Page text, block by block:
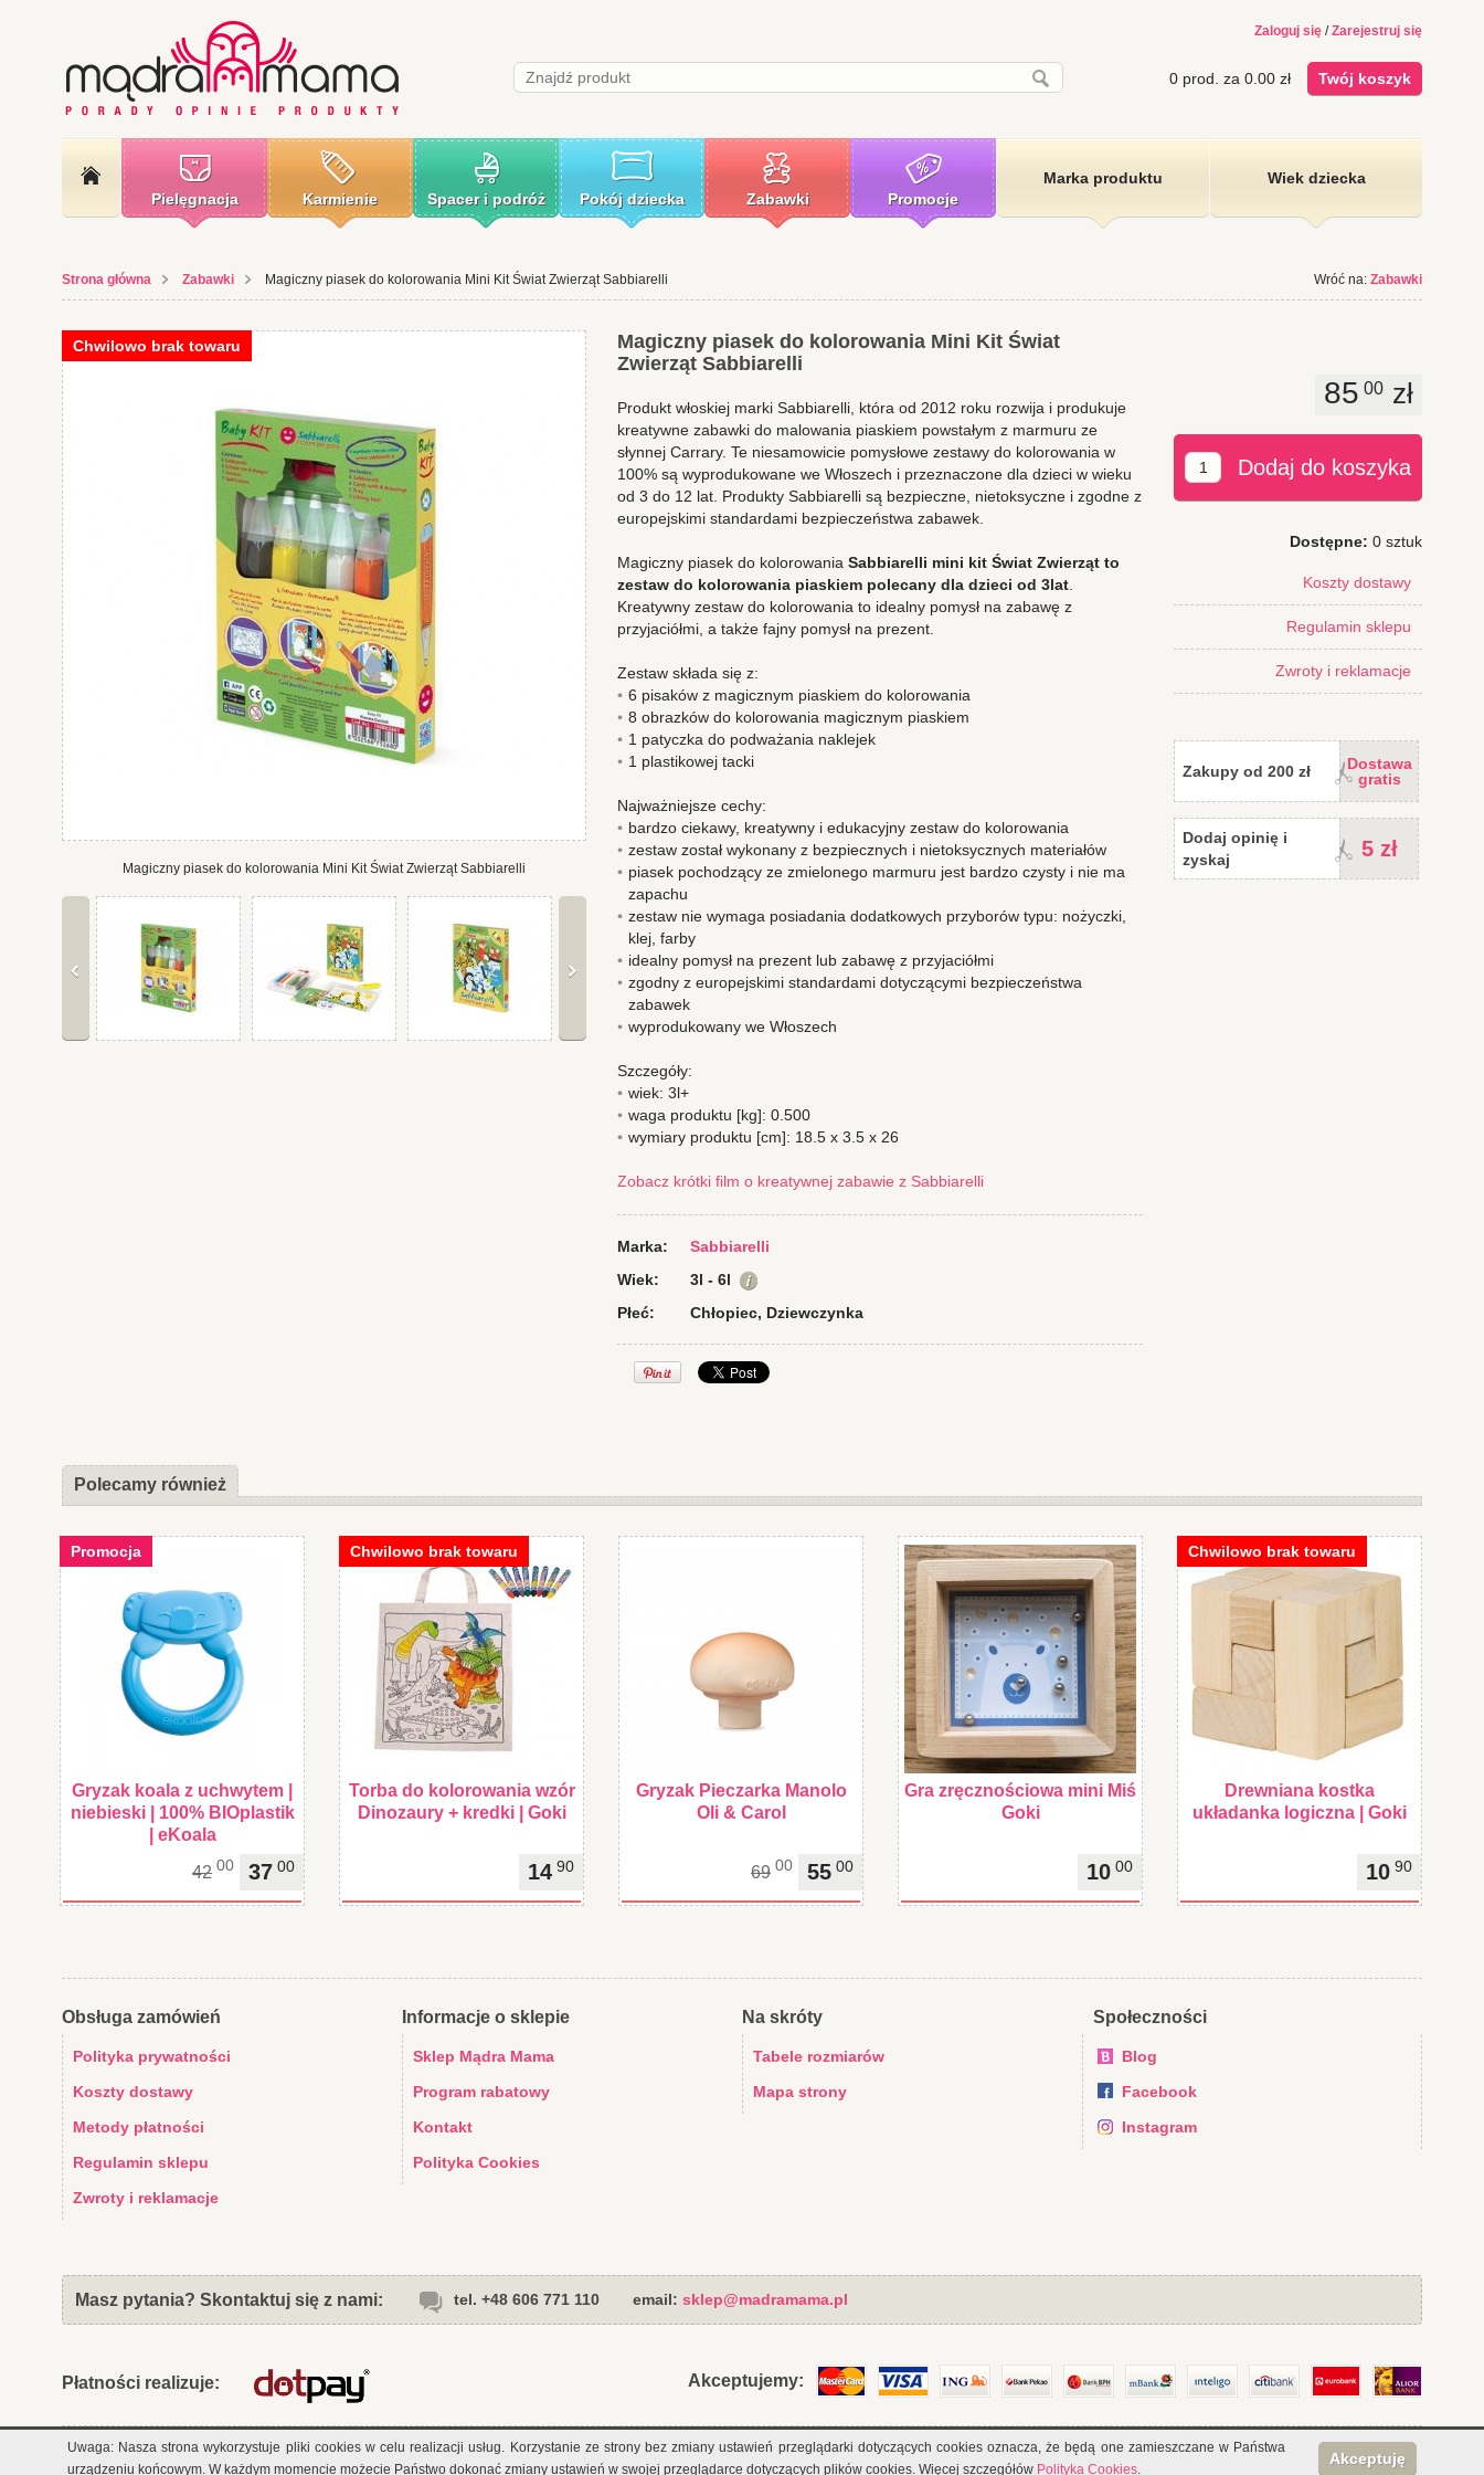
Zaloguj się /Zarejestruj się
Twój koszyk
0 prod. za 0.00 zł
Pielęgnacja Karmienie Spacer i podróż Pokój dziecka Zabawki Promocje
Marka produktu Wiek dziecka
Strona główna Zabawki Magiczny piasek do kolorowania Mini Kit Świat Zwierząt Sabbiarelli Wróć na: Zabawki
Chwilowo brak towaru
Magiczny piasek do kolorowania Mini Kit Świat Zwierząt Sabbiarelli
Magiczny piasek do kolorowania Mini Kit Świat
Zwierząt Sabbiarelli
Produkt włoskiej marki Sabbiarelli, która od 2012 roku rozwija i produkuje
kreatywne zabawki do malowania piaskiem powstałym z marmuru ze
słynnej Carrary. Te niesamowicie pomysłowe zestawy do kolorowania w
100% są wyprodukowane we Włoszech i przeznaczone dla dzieci w wieku
od 3 do 12 lat. Produkty Sabbiarelli są bezpieczne, nietoksyczne i zgodne z
europejskimi standardami bezpieczeństwa zabawek.
Magiczny piasek do kolorowania Sabbiarelli mini kit Świat Zwierząt to
zestaw do kolorowania piaskiem polecany dla dzieci od 3lat
Kreatywny zestaw do kolorowania to idealny pomysł na zabawę z
przyjaciółmi, a także fajny pomysł na prezent.
Zestaw składa się z:
6 pisaków z magicznym piaskiem do kolorowania
8 obrazków do kolorowania magicznym piaskiem
1 patyczka do podważania naklejek
1 plastikowej tacki
Najważniejsze cechy:
bardzo ciekawy, kreatywny i edukacyjny zestaw do kolorowania
zestaw został wykonany z bezpiecznych i nietoksycznych materiałów
piasek pochodzący ze zmielonego marmuru jest bardzo czysty i nie ma
zapachu
zestaw nie wymaga posiadania dodatkowych przyborów typu: nożyczki,
klej, farby
idealny pomysł na prezent lub zabawę z przyjaciółmi
zgodny z europejskimi standardami dotyczącymi bezpieczeństwa
zabawek
wyprodukowany we Włoszech
Szczegóły:
wiek: 3l+
waga produktu [kg]: 0.500
wymiary produktu [cm]: 18.5 x 3.5 x 26
Zobacz krótki film o kreatywnej zabawie z Sabbiarelli
Marka:
Sabbiarelli
Wiek:
3l - 6l
Płeć:
Chłopiec, Dziewczynka
85 00 zł
Dodaj do koszyka
Dostępne: 0 sztuk
Koszty dostawy
Regulamin sklepu
Zwroty i reklamacje
Zakupy od 200 zł
Dostawa
gratis
Dodaj opinię i
zyskaj
5 zł
Polecamy również
Promocja
Gryzak koala z uchwytem |
niebieski | 100% BIOplastik
| eKoala
37 00
42 00
Chwilowo brak towaru
Torba do kolorowania wzór
Dinozaury + kredki | Goki
14 90
Gryzak Pieczarka Manolo
Oli & Carol
55 00
69 00
Gra zręcznościowa mini Miś
Goki
10 00
Chwilowo brak towaru
Drewniana kostka
układanka logiczna | Goki
10 90
Obsługa zamówień
Polityka prywatności
Koszty dostawy
Metody płatności
Regulamin sklepu
Zwroty i reklamacje
Informacje o sklepie
Sklep Mądra Mama
Program rabatowy
Kontakt
Polityka Cookies
Na skróty
Tabele rozmiarów
Mapa strony
Społeczności
Blog
Facebook
Instagram
Masz pytania? Skontaktuj się z nami: tel. +48 606 771 110 email: sklep@madramama.pl
Płatności realizuje: Akceptujemy:
Copyright 2026 Sklep dla dzieci "Mądra Mama"
Uwaga: Nasza strona wykorzystuje pliki cookies w celu realizacji usług. Korzystanie ze strony bez zmiany ustawień przeglądarki dotyczących cookies oznacza, że będą one zamieszczane w Państwa
urządzeniu końcowym. W każdym momencie możecie Państwo dokonać zmiany ustawień w swojej przeglądarce dotyczących plików cookies. Więcej szczegółów Polityka Cookies.
Akceptuję